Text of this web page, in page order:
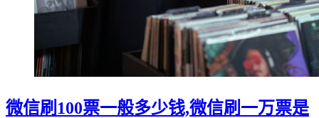
微信刷100票一般多少钱,微信刷一万票是